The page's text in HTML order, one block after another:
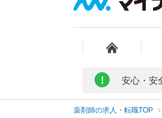
! 安心・安
薬剤師の求人・転職TOP